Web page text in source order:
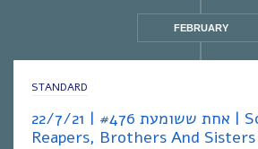
FEBRUARY
STANDARD
אחת ששומעת #476 | 22/7/21 | Sowers And
Reapers, Brothers And Sisters